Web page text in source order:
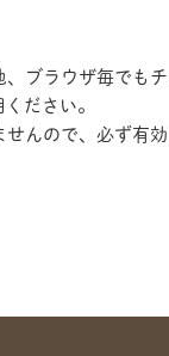
ブラウザ毎でも
ださい。
んので、必ず有効